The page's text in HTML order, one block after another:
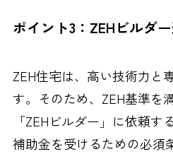
ポイント3：ZEHビルダ
ZEH住宅は、高い技術力と
す。そのため、ZEH基準を
「ZEHビルダー」に依頼す
補助金を受けるための必須